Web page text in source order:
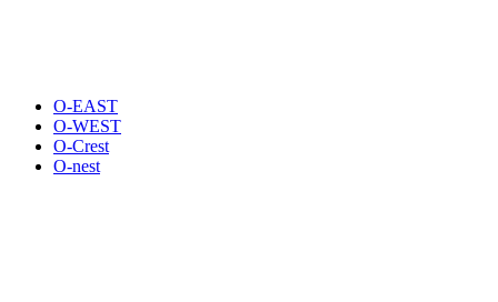
O-EAST
O-WEST
O-Crest
O-nest